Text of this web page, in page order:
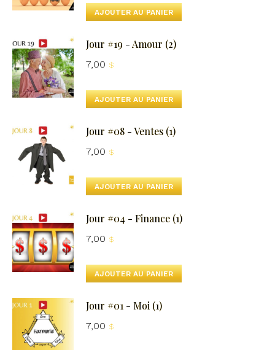
AJOUTER AU PANIER
Jour #19 - Amour (2)
7,00 $
AJOUTER AU PANIER
Jour #08 - Ventes (1)
7,00 $
AJOUTER AU PANIER
Jour #04 - Finance (1)
7,00 $
AJOUTER AU PANIER
Jour #01 - Moi (1)
7,00 $